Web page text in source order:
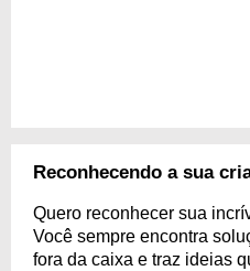
Reconhecendo a sua
Quero reconhecer sua
Você sempre encontra
fora da caixa e traz ideias